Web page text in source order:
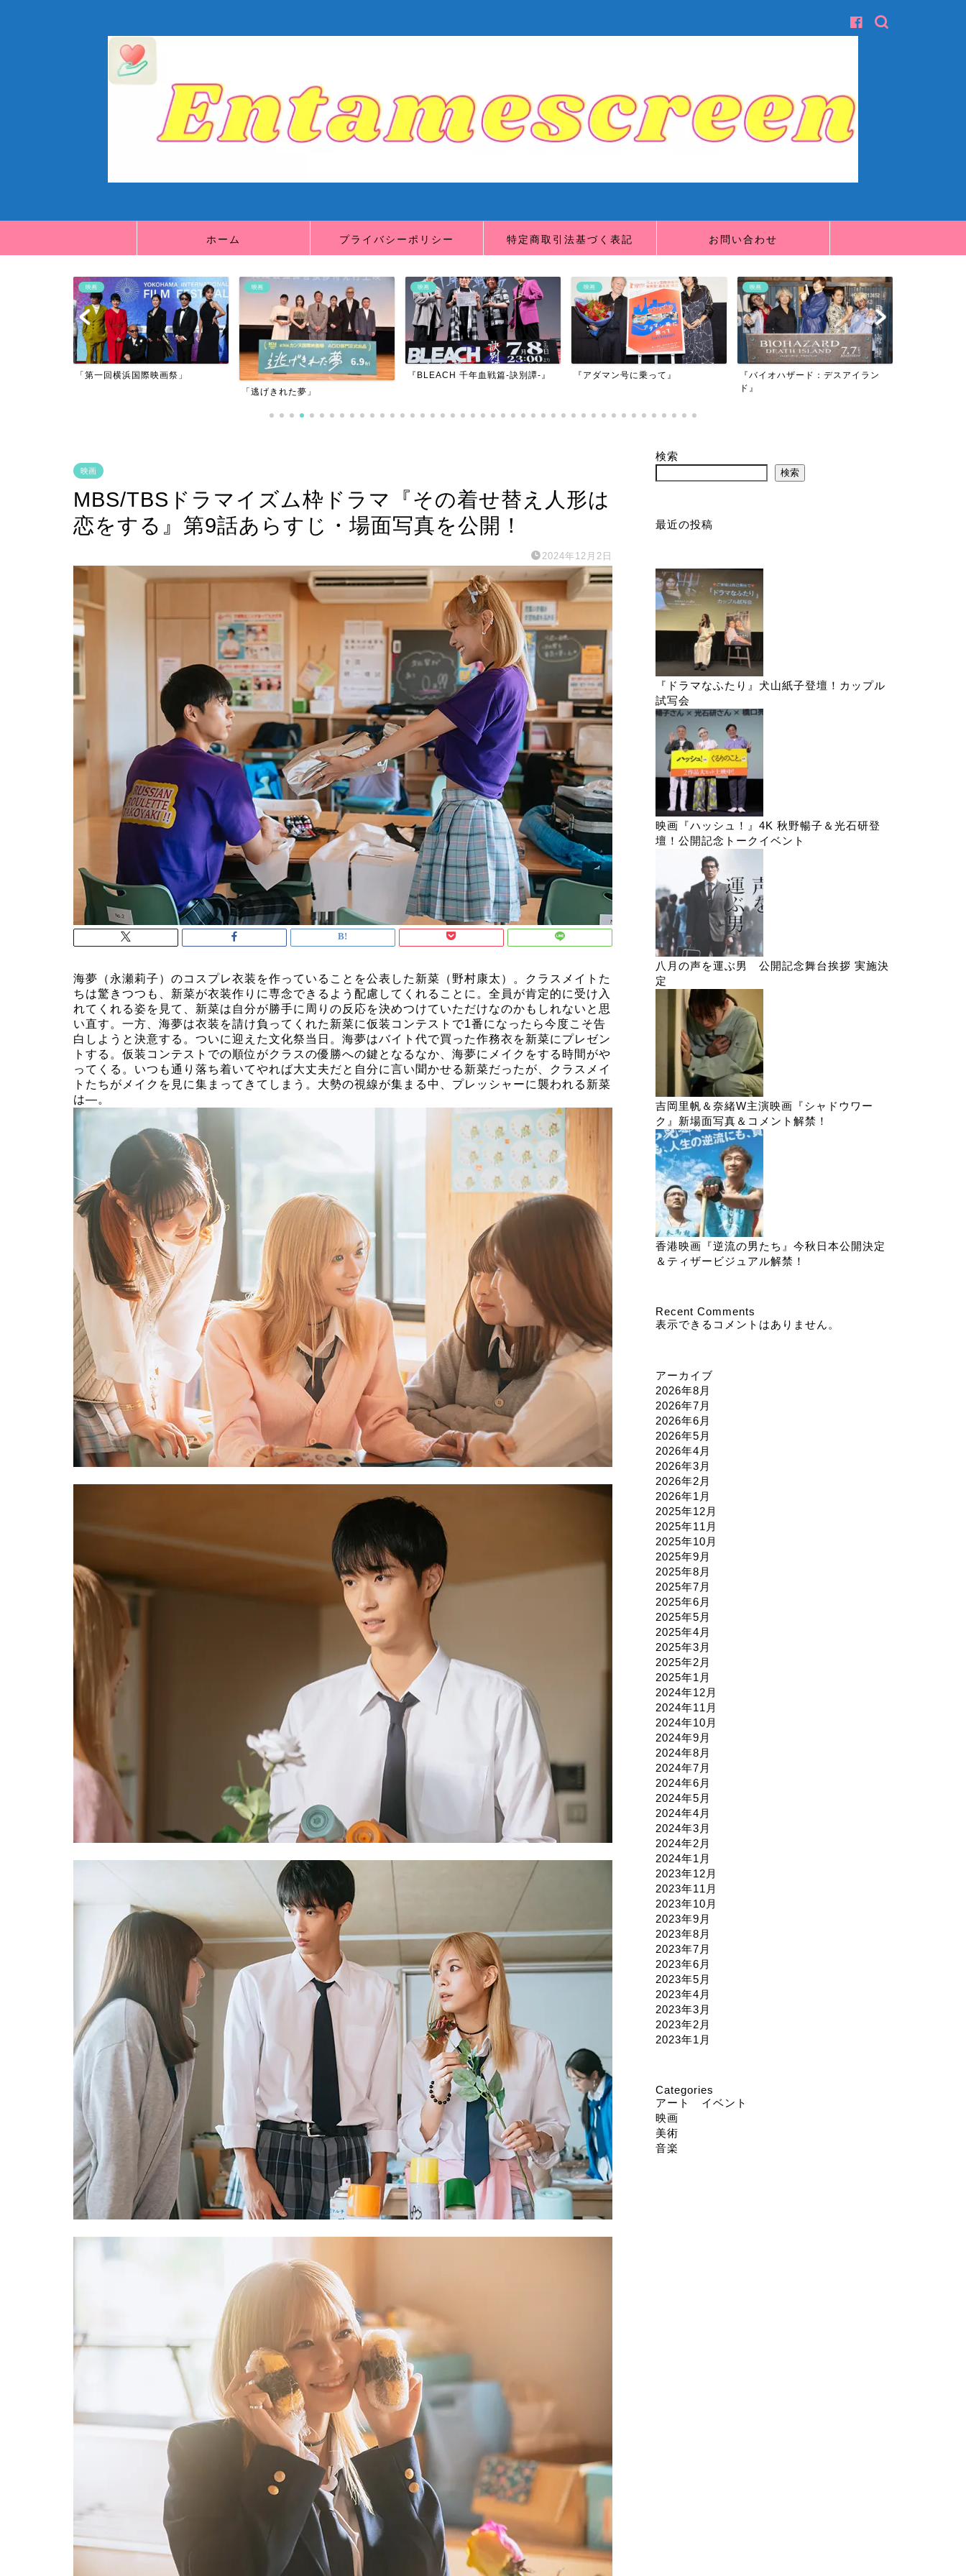
ホーム プライバシーポリシー 特定商取引法基づく表記 お問い合わせ
映画
「第一回横浜国際映画祭」
映画
「逃げきれた夢」
映画
『BLEACH 千年血戦篇-訣別譚-』
映画
『アダマン号に乗って』
映画
『バイオハザード：デスアイラン
ド』
映画
MBS/TBSドラマイズム枠ドラマ『その着せ替え人形は
恋をする』第9話あらすじ・場面写真を公開！
2024年12月2日
海夢 （永瀬莉子） のコスプレ衣装を作っていることを公表した新菜 （野村康太）
。クラスメイトた
ちは驚きつつも、新菜が衣装作りに専念できるよう配慮してくれることに。全員が肯定的に受け入
れてくれる姿を見て、新菜は自分が勝手に周りの反応を決めつけていただけなのかもしれないと思
い直す。一方、海夢は衣装を請け負ってくれた新菜に仮装コンテストで1番になったら今度こそ告
白しようと決意する。ついに迎えた文化祭当日。海夢はバイト代で買った作務衣を新菜にプレゼン
トする。仮装コンテストでの順位がクラスの優勝への鍵となるなか、海夢にメイクをする時間がや
ってくる。いつも通り落ち着いてやれば大丈夫だと自分に言い聞かせる新菜だったが、クラスメイ
トたちがメイクを見に集まってきてしまう。大勢の視線が集まる中、プレッシャーに襲われる新菜
は―。
検索
検索
最近の投稿
『ドラマなふたり』犬山紙子登壇！カップル
試写会
映画『ハッシュ！』4K 秋野暢子＆光石研登
壇！公開記念トークイベント
八月の声を運ぶ男 公開記念舞台挨拶 実施決
定
吉岡里帆＆奈緒W主演映画『シャドウワー
ク』新場面写真＆コメント解禁！
香港映画『逆流の男たち』今秋日本公開決定
＆ティザービジュアル解禁！
Recent Comments
表示できるコメントはありません。
アーカイブ
2026年8月
2026年7月
2026年6月
2026年5月
2026年4月
2026年3月
2026年2月
2026年1月
2025年12月
2025年11月
2025年10月
2025年9月
2025年8月
2025年7月
2025年6月
2025年5月
2025年4月
2025年3月
2025年2月
2025年1月
2024年12月
2024年11月
2024年10月
2024年9月
2024年8月
2024年7月
2024年6月
2024年5月
2024年4月
2024年3月
2024年2月
2024年1月
2023年12月
2023年11月
2023年10月
2023年9月
2023年8月
2023年7月
2023年6月
2023年5月
2023年4月
2023年3月
2023年2月
2023年1月
Categories
アート イベント
映画
美術
音楽